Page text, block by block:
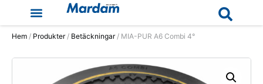
Hem / Produkter/ Betäckningar/ MIA-PUR A6 Combi 4°